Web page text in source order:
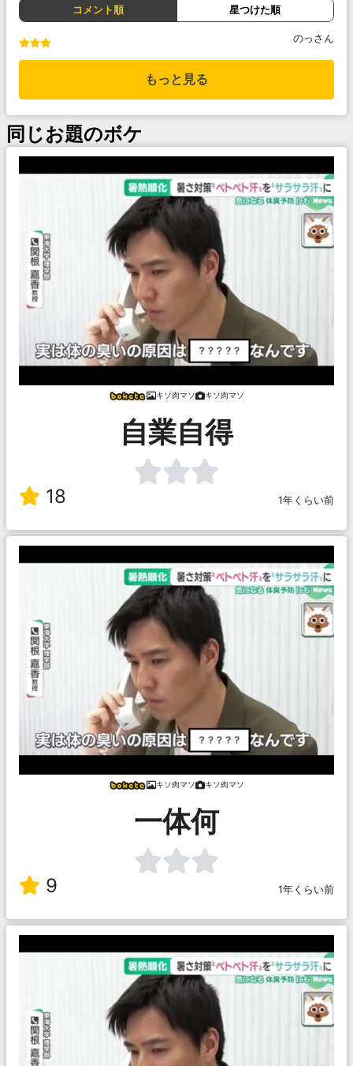
コメント順 星つけた順
のっさん
もっと見る
同じお題のボケ
キソ肉マソ キソ肉マソ
自業自得
18 1年くらい前
キソ肉マソ キソ肉マソ
一体何
9 1年くらい前